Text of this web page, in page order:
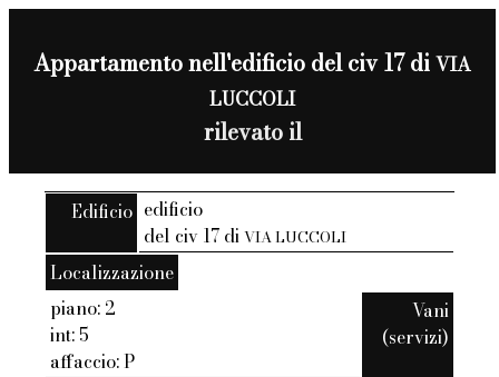
Appartamento nell'edificio del civ 17 diVIA
LUCCOLI
rilevato il
Edificio edificio
del civ 17 di VIA LUCCOLI
Localizzazione
piano: 2
int: 5
affaccio: P
Vani
(servizi)